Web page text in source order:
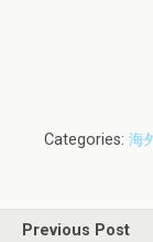
Categories: 海
Previous Post